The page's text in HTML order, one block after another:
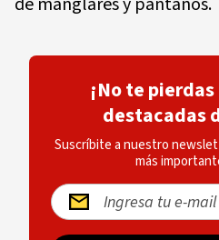
¡No te
destacadas
Suscríbite a nuestro
más